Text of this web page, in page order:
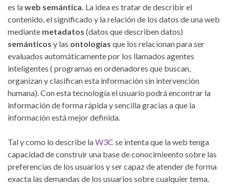
es laweb semántica. La idea es tratar de describir el
contenido, el significado y la relación de los datos de una web
mediante metadatos (datos que describen datos)
semánticos y las ontologías que los relacionan para ser
evaluados automáticamente por los llamados agentes
inteligentes ( programas en ordenadores que buscan,
organizan y clasifican esta información sin intervención
humana). Con esta tecnología el usuario podrá encontrar la
información de forma rápida y sencilla gracias a que la
información está mejor definida.
Tal y como lo describe laW3C se intenta que la web tenga
capacidad de construir una base de conocimieento sobre las
preferencias de los usuarios y ser capaz de atender de forma
exacta las demandas de los usuarios sobre cualquier tema.